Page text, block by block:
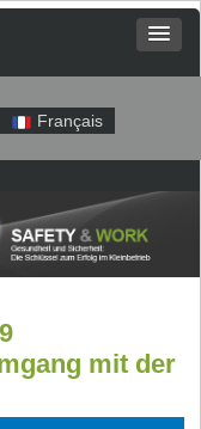
Français
mit der